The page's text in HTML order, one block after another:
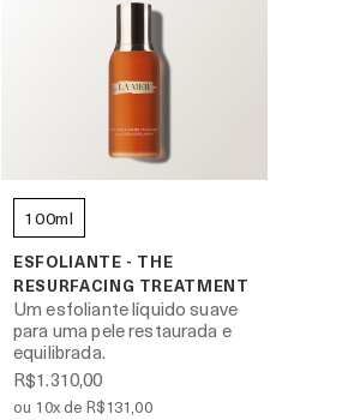
100ml
ESFOLIANTE - THE
RESURFACING TREATMENT
Um esfoliante líquido suave
para uma pele restaurada e
equilibrada.
R$1.310,00
ou 10x de R$131,00